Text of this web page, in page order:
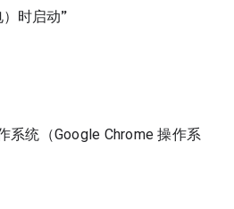
时启动”
系统（Google Chrome 操作系